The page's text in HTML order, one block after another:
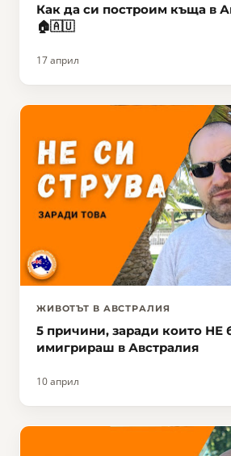
Как да си построим къща в
🏠🇦🇺
17 април
ЖИВОТЪТ В АВСТРАЛИЯ
5 причини, заради които НЕ
имигрираш в Австралия
10 април